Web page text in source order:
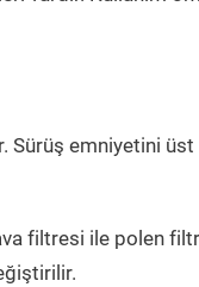
Sürüş emniyetini üst
filtresi ile polen